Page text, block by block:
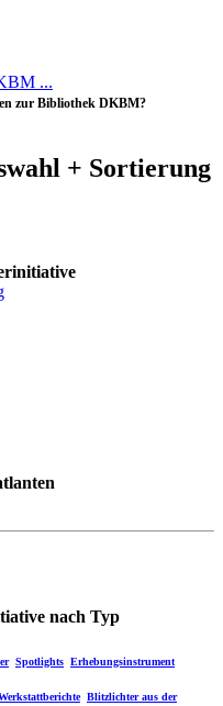
zur Bibliothek DKBM?
+ Sortierung
nach Typ
Spotlights Erhebungsinstrument
Blitzlichter aus der